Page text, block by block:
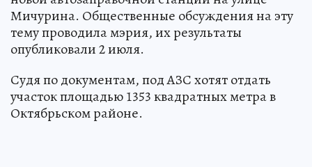
Мичурина. Общественные обсуждения на эту
тему проводила мэрия, их результаты
опубликовали 2 июля.
Судя по документам, под АЗС хотят отдать
участок площадью 1353 квадратных метра в
Октябрьском районе.